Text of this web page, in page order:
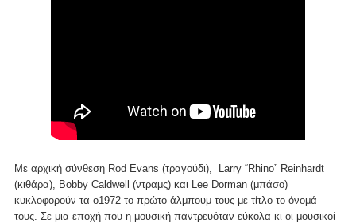
Με αρχική σύνθεση Rod Evans (τραγούδι), Larry “Rhino” Reinhardt
(κιθάρα), Bobby Caldwell (ντραμς) και Lee Dorman (μπάσο)
κυκλοφορούν τα ο1972 το πρώτο άλμπουμ τους με τίτλο το όνομά
τους. Σε μια εποχή που η μουσική παντρευόταν εύκολα κι οι μουσικοί